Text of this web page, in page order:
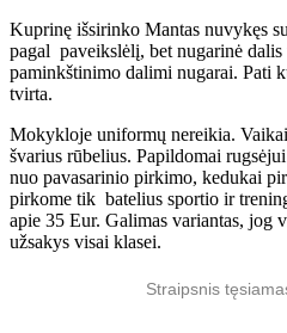
Kuprinę išsirinko Mantas nuvykęs
pagal paveikslėlį, bet nugarinė dalis
paminkštinimo dalimi nugarai. Pati
tvirta.
Mokykloje uniformų nereikia.
švarius rūbelius. Papildomai
nuo pavasarinio pirkimo, kedukai
pirkome tik batelius sportio ir
apie 35 Eur. Galimas variantas, jog
užsakys visai klasei.
Straipsnis